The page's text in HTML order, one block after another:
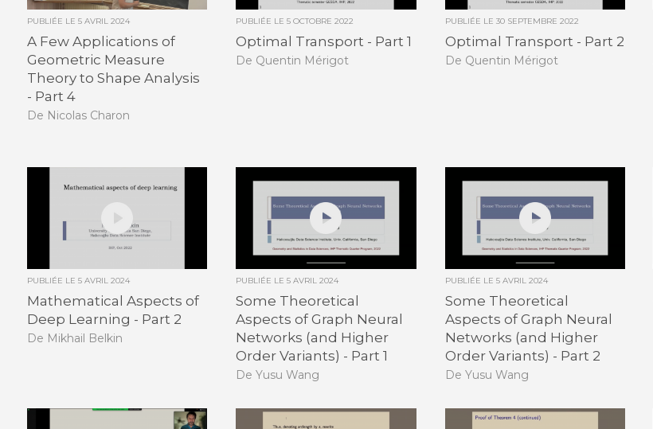
PUBLIÉE LE 5 AVRIL 2024
A Few Applications of
Geometric Measure
Theory to Shape Analysis
- Part 4
De Nicolas Charon
PUBLIÉE LE5 OCTOBRE 2022
Optimal Transport - Part 1
De Quentin Mérigot
PUBLIÉE LE 30 SEPTEMBRE 2022
Optimal Transport - Part 2
De Quentin Mérigot
PUBLIÉE LE 5 AVRIL 2024
Mathematical Aspects of
Deep Learning - Part 2
De Mikhail Belkin
PUBLIÉE LE5 AVRIL 2024
Some Theoretical
Aspects of Graph Neural
Networks (and Higher
Order Variants) - Part 1
De Yusu Wang
PUBLIÉE LE 5 AVRIL 2024
Some Theoretical
Aspects of Graph Neural
Networks (and Higher
Order Variants) - Part 2
De Yusu Wang